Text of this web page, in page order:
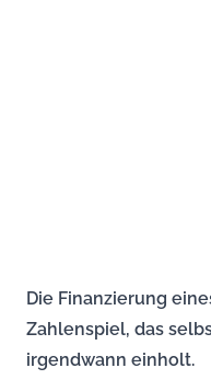
Die Finanzierung
Zahlenspiel, das
irgendwann einholt.